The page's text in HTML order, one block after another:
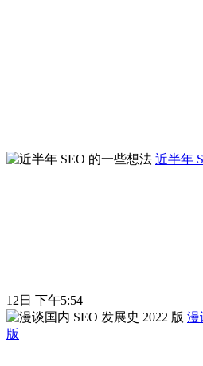
近半年
12日 下午5:54
漫
版